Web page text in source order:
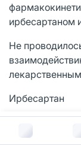
ирбесартаном
Не
Ирбесартан
следует